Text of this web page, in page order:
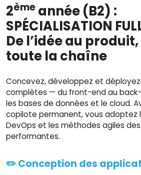
2ème année (B2) :
SPÉCIALISATION
De l’idée au
toute la chaîne
Concevez, développez et
complètes — du front-end au
les bases de données et le cloud.
copilote permanent, vous adoptez
DevOps et les méthodes agiles
performantes.
✏️ Conception des